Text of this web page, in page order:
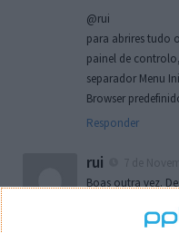
@rui
para abrires tudo
painel de
separador Menu
Browser
Responder
rui
Boas outra vez.
o firefox como